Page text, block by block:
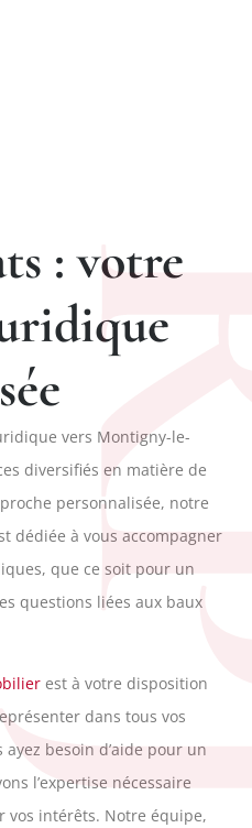
: votre
vers Montigny-le-
diversifiés en matière de
personnalisée, notre
dédiée à vous accompagner
que ce soit pour un
questions liées aux baux
est à votre disposition
dans tous vos
besoin d’aide pour un
l’expertise nécessaire
vos intérêts. Notre équipe,